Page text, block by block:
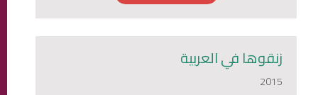
زنقوها في العربية
2015